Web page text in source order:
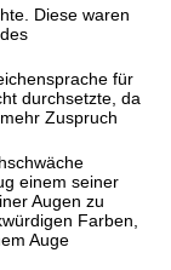
Diese waren
für
durchsetzte, da
Zuspruch
einem seiner
Augen zu
Farben,
Auge